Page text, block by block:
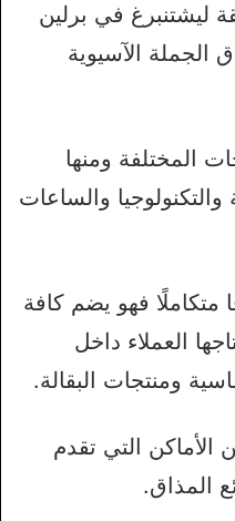
ليشتنبرغ في برلين
الجملة الآسيوية
المختلفة ومنها
والساعات
متكاملًا فهو يضم كافة
العملاء داخل
ومنتجات البقالة.
الأماكن التي تقدم
المذاق.